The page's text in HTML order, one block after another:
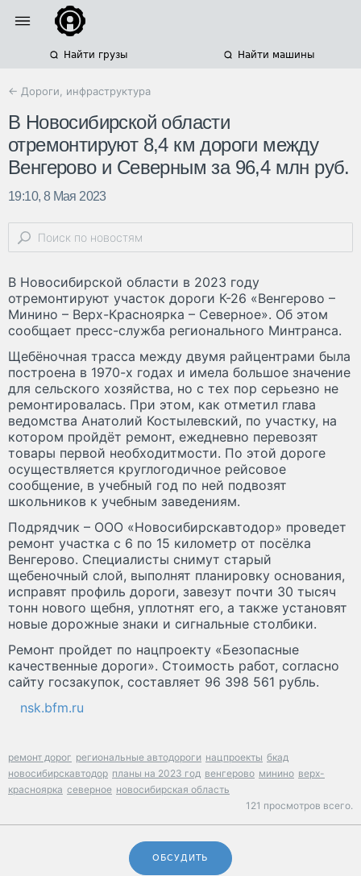
Найти грузы Найти машины
← Дороги, инфраструктура
В Новосибирской области
отремонтируют 8,4 км дороги между
Венгерово и Северным за 96,4 млн руб.
19:10, 8 Мая 2023
В Новосибирской области в 2023 году
отремонтируют участок дороги К-26 «Венгерово –
Минино – Верх-Красноярка – Северное». Об этом
сообщает пресс-служба регионального Минтранса.
Щебёночная трасса между двумя райцентрами была
построена в 1970-х годах и имела большое значение
для сельского хозяйства, но с тех пор серьезно не
ремонтировалась. При этом, как отметил глава
ведомства Анатолий Костылевский, по участку, на
котором пройдёт ремонт, ежедневно перевозят
товары первой необходитмости. По этой дороге
осуществляется круглогодичное рейсовое
сообщение, в учебный год по ней подвозят
школьников к учебным заведениям.
Подрядчик – ООО «Новосибирскавтодор» проведет
ремонт участка с 6 по 15 километр от посёлка
Венгерово. Специалисты снимут старый
щебеночный слой, выполнят планировку основания,
исправят профиль дороги, завезут почти 30 тысяч
тонн нового щебня, уплотнят его, а также установят
новые дорожные знаки и сигнальные столбики.
Ремонт пройдет по нацпроекту «Безопасные
качественные дороги». Стоимость работ, согласно
сайту госзакупок, составляет 96 398 561 рубль.
nsk.bfm.ru
ремонт дорог региональные автодороги нацпроекты бкад
новосибирскавтодор планы на 2023 год венгерово минино верх-
красноярка северное новосибирская область
121 просмотров всего.
ОБСУДИТЬ